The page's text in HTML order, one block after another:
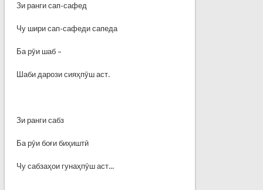
Зи ранги сап-сафед
Чу шири сап-сафеди сапеда
Ба рӯи шаб –
Шаби дарози сияҳпӯш аст.
Зи ранги сабз
Ба рӯи боғи биҳиштӣ
Чу сабзаҳои гунаҳпӯш аст...